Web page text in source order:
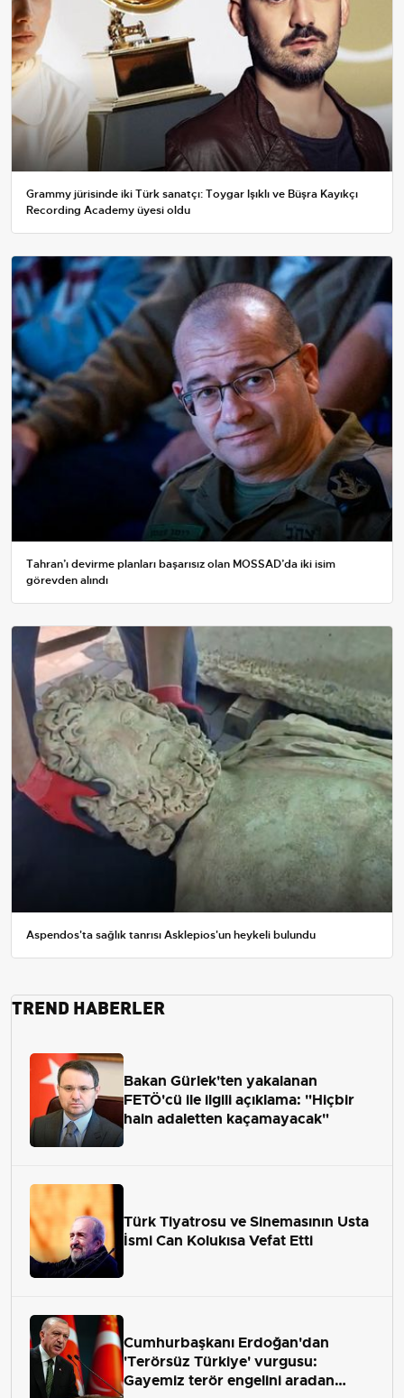
Grammy jürisinde iki Türk sanatçı: Toygar Işıklı ve Büşra Kayıkçı
Recording Academy üyesi oldu
Tahran’ı devirme planları başarısız olan MOSSAD’da iki isim
görevden alındı
Aspendos'ta sağlık tanrısı Asklepios'un heykeli bulundu
TREND HABERLER
Bakan Gürlek'ten yakalanan
FETÖ'cü ile ilgili açıklama: "Hiçbir
hain adaletten kaçamayacak"
Türk Tiyatrosu ve Sinemasının Usta
İsmi Can Kolukısa Vefat Etti
Cumhurbaşkanı Erdoğan'dan
'Terörsüz Türkiye' vurgusu:
Gayemiz terör engelini aradan